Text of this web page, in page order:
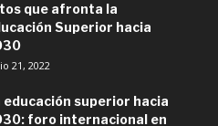
que afronta la
Superior hacia
21, 2022
educación superior hacia
foro internacional en